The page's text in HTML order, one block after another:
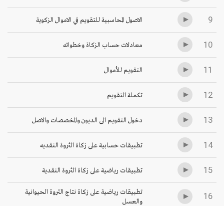
9 الاصول المحاسبية للتقويم في الاموال الزكوية
10 معادلات حساب الزكاة وخطواته
11 التقويم للأموال
12 تكملة التقويم
13 دخول التقويم الى الديون والمخصصات والاصل
14 تطبيقات حسابية على زكاة الثروة النقديه
15 تطبيقات رياضية على زكاة الثروة النقدية
16
تطبيقات رياضية على زكاة نتاج الثروة الحيوانية
والعسل